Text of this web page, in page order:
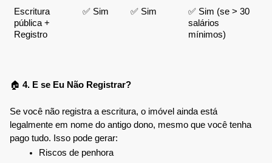
Escritura
pública +
Registro
✅ Sim ✅ Sim
✅ Sim (se > 30
salários
mínimos)
🏠 4. E se Eu Não Registrar?
Se você não registra a escritura, o imóvel ainda está
legalmente em nome do antigo dono, mesmo que você tenha
pago tudo. Isso pode gerar:
Riscos de penhora